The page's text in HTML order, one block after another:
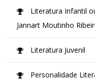
Literatura Infantil
Jannart Moutinho
Literatura Juvenil
Personalidade